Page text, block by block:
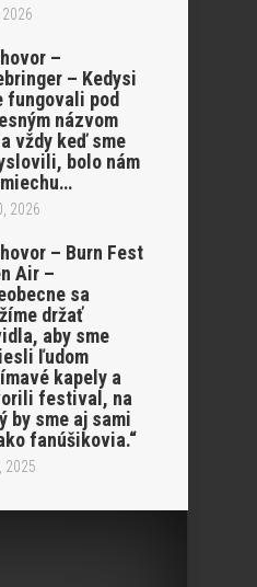
–
– Kedysi
fungovali pod
názvom
a vždy keď sme
bolo nám
2026
– Burn Fest
Air –
sa
držať
aby sme
ľudom
kapely a
festival, na
by sme aj sami
fanúšikovia.“
2025